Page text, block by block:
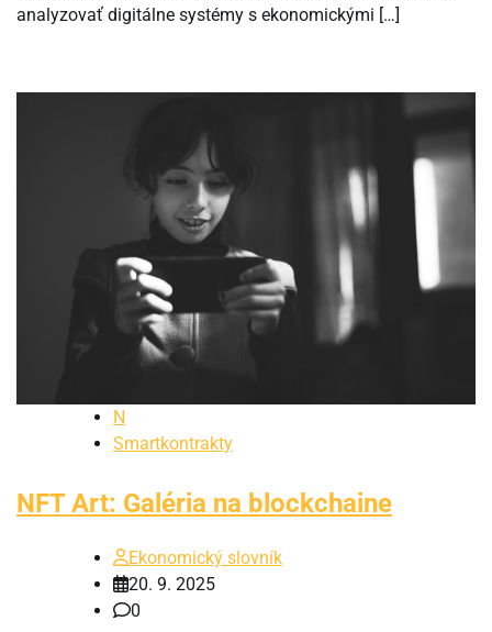
analyzovať digitálne systémy s ekonomickými […]
N
Smartkontrakty
NFT Art: Galéria na blockchaine
Ekonomický slovník
20. 9. 2025
0